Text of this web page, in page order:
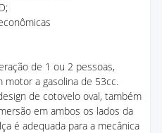
de 1 ou 2 pessoas,
motor a gasolina de 53cc.
de cotovelo oval, também
em ambos os lados da
é adequada para a mecânica